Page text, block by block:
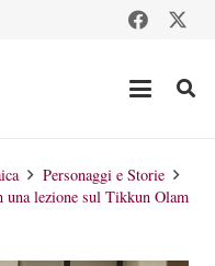
Personaggi e Storie
una lezione sul Tikkun Olam